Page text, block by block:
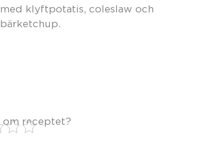
med klyftpotatis, coleslaw och
bärketchup.
receptet?